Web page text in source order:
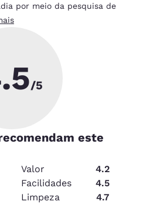
por meio da pesquisa de
/5
este
Valor
4.2
Facilidades
4.5
Limpeza 4.7